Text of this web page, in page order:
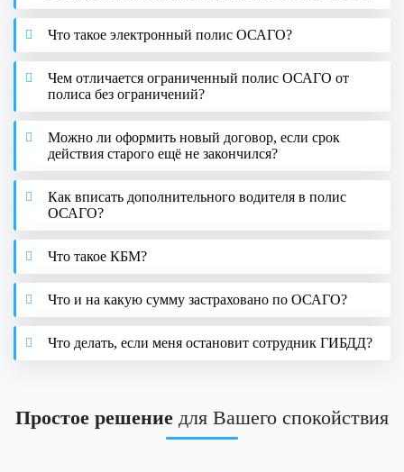
Что такое электронный полис ОСАГО?
Чем отличается ограниченный полис ОСАГО от
полиса без ограничений?
Можно ли оформить новый договор, если срок
действия старого ещё не закончился?
Как вписать дополнительного водителя в полис
ОСАГО?
Что такое КБМ?
Что и на какую сумму застраховано по ОСАГО?
Что делать, если меня остановит сотрудник ГИБДД?
Простое решение для Вашего спокойствия